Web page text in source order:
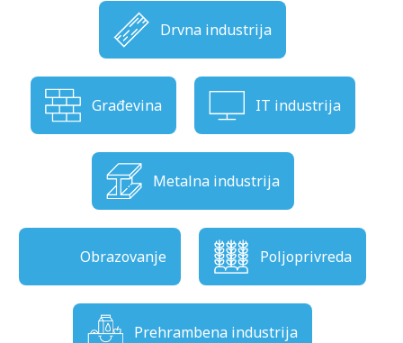
Drvna industrija
Građevina IT industrija
Metalna industrija
Obrazovanje Poljoprivreda
Prehrambena industrija